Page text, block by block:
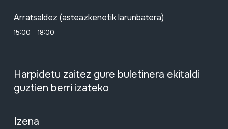
Arratsaldez (asteazkenetik larunbatera)
15:00 - 18:00
Harpidetu zaitez gure buletinera ekitaldi
guztien berri izateko
Izena